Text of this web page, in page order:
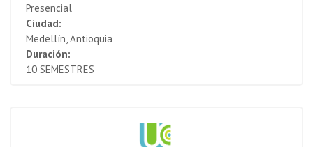
Presencial
Ciudad:
Medellín, Antioquia
Duración:
10 SEMESTRES